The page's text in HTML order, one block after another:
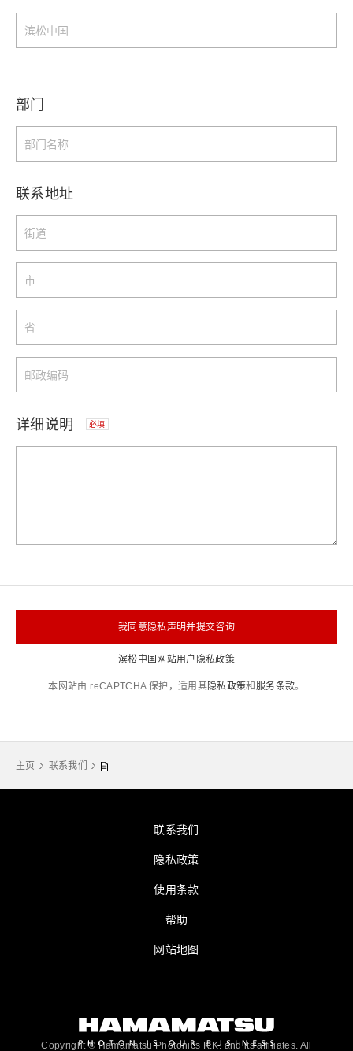
部门
联系地址
详细说明 必填
我同意隐私声明并提交咨询
滨松中国网站用户隐私政策
本网站由 reCAPTCHA 保护，适用其隐私政策和 服务条款。
主页 联系我们
联系我们
隐私政策
使用条款
帮助
网站地图
Copyright © Hamamatsu Photonics K.K. and its affiliates. All